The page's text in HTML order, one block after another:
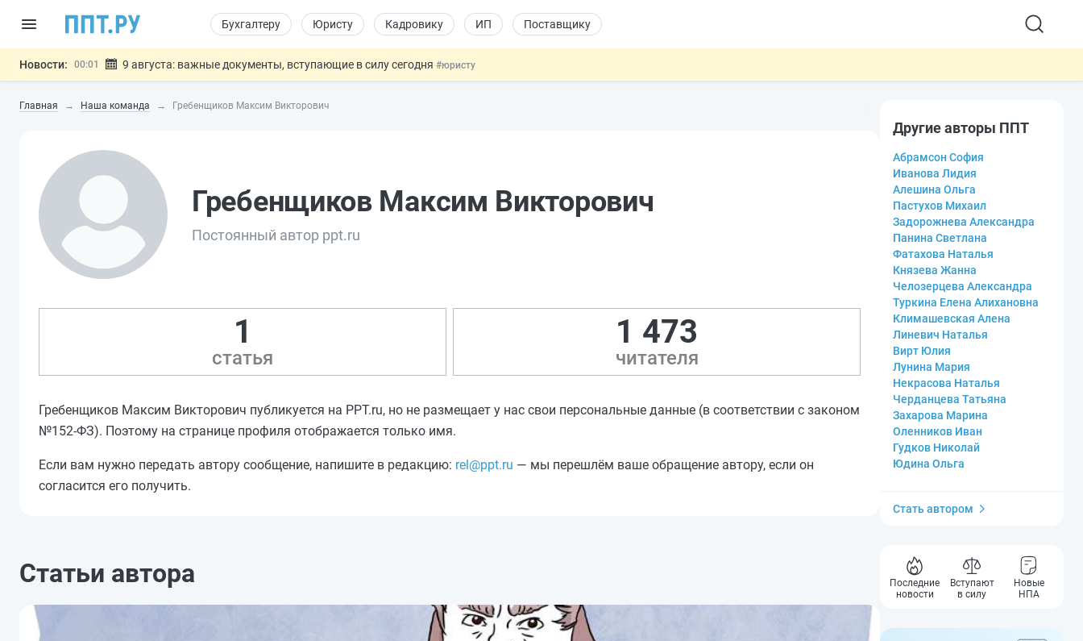
Бухгалтеру Юристу Кадровику ИП Поставщику
Новости: 00:01 9 августа: важные документы, вступающие в силу сегодня #юристу
07.08 Дистанционную работу беременных пропишут в ТК РФ
07.08
Важно
Главная Наша команда Гребенщиков Максим Викторович
Гребенщиков Максим Викторович
Постоянный автор ppt.ru
1
статья
1 473
читателя
Гребенщиков Максим Викторович публикуется на PPT.ru, но не размещает у нас свои персональные данные (в соответствии с законом
№152-ФЗ). Поэтому на странице профиля отображается только имя.
Если вам нужно передать автору сообщение, напишите в редакцию: rel@ppt.ru — мы перешлём ваше обращение автору, если он
согласится его получить.
Статьи автора
Другие авторы ППТ
Абрамсон София
Иванова Лидия
Алешина Ольга
Пастухов Михаил
Задорожнева Александра
Панина Светлана
Фатахова Наталья
Князева Жанна
Челозерцева Александра
Туркина Елена Алихановна
Климашевская Алена
Линевич Наталья
Вирт Юлия
Лунина Мария
Некрасова Наталья
Черданцева Татьяна
Захарова Марина
Оленников Иван
Гудков Николай
Юдина Ольга
Стать автором
Последние
новости
Вступают
в силу
Новые
НПА